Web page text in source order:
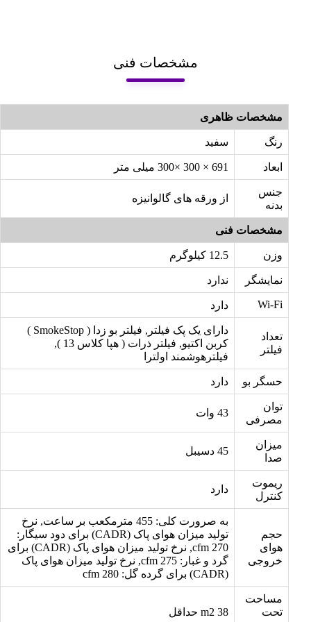
مشخصات فنی
مشخصات ظاهری
رنگ سفید
ابعاد 691 × 300 ×300 میلی متر
جنس
بدنه
از ورقه های گالوانیزه
مشخصات فنی
وزن 12.5 کیلوگرم
نمایشگر ندارد
Wi-Fi دارد
تعداد
فیلتر
دارای یک پک فیلتر, فیلتر بو زدا ( SmokeStop )
کربن اکتیو, فیلتر ذرات ( هپا کلاس 13 ),
فیلترهوشمند اولترا
حسگر بو دارد
توان
مصرفی
43 وات
میزان
صدا
45 دسیبل
ریموت
کنترل
دارد
حجم
هوای
خروجی
به صرورت کلی: 455 مترمکعب بر ساعت, نرخ
تولید میزان هوای پاک (CADR) برای دود سیگار:
270 cfm, نرخ تولید میزان هوای پاک (CADR) برای
گرد و غبار: 275 cfm, نرخ تولید میزان هوای پاک
مساحت
تحت
38 m2 حداقل